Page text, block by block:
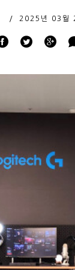
2025년 03월